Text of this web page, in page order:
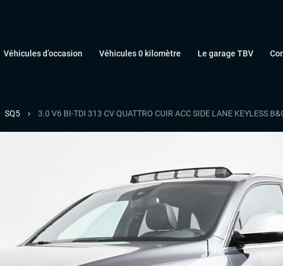
Véhicules d’occasion Véhicules 0 kilomètre Le garage TBV
SQ5 3.0 V6 BI-TDI 313 CV QUATTRO CUIR ACC SIDE LANE KEYLESS